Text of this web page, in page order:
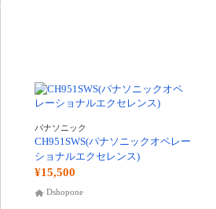
パナソニック
CH951SWS(パナソニックオペレー
ショナルエクセレンス)
¥15,500
Dshopone